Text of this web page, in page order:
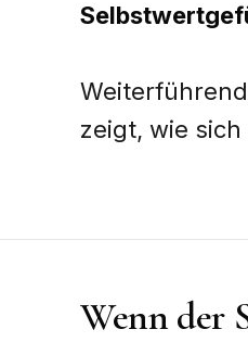
zeigt, wie
Wenn der